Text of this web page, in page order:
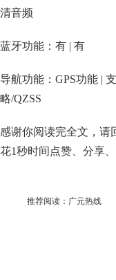
清音频
蓝牙功能：有 | 有
导航功能：GPS功能 |
略/QZSS
感谢你阅读完全文，请
花1秒时间点赞、分享
推荐阅读： 广元热线